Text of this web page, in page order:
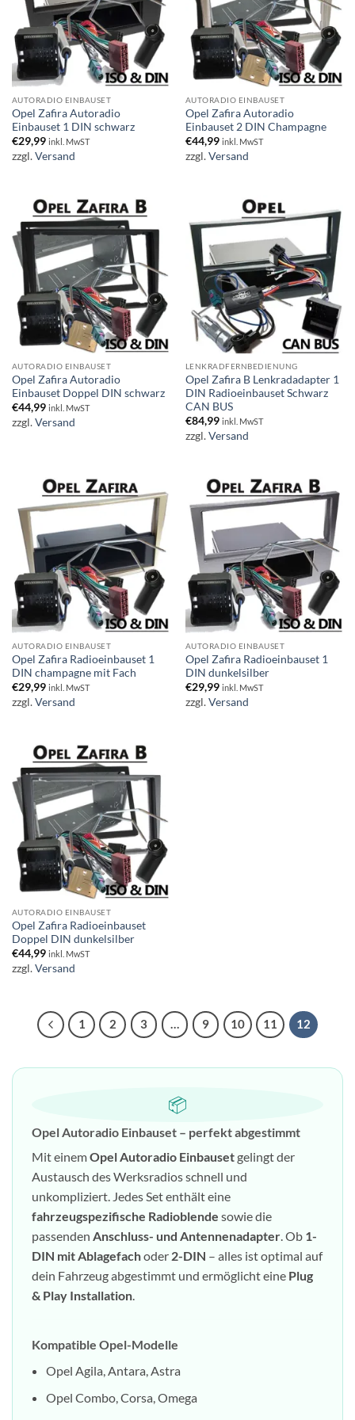
AUTORADIO EINBAUSET
Opel Zafira Autoradio
Einbauset 1 DIN schwarz
€29,99 inkl. MwST
zzgl.Versand
AUTORADIO EINBAUSET
Opel Zafira Autoradio
Einbauset 2 DIN Champagne
€44,99 inkl. MwST
zzgl.Versand
AUTORADIO EINBAUSET
Opel Zafira Autoradio
Einbauset Doppel DIN schwarz
€44,99 inkl. MwST
zzgl.Versand
LENKRADFERNBEDIENUNG
Opel Zafira B Lenkradadapter 1
DIN Radioeinbauset Schwarz
CAN BUS
€84,99 inkl. MwST
zzgl.Versand
AUTORADIO EINBAUSET
Opel Zafira Radioeinbauset 1
DIN champagne mit Fach
€29,99 inkl. MwST
zzgl.Versand
AUTORADIO EINBAUSET
Opel Zafira Radioeinbauset 1
DIN dunkelsilber
€29,99 inkl. MwST
zzgl.Versand
AUTORADIO EINBAUSET
Opel Zafira Radioeinbauset
Doppel DIN dunkelsilber
€44,99 inkl. MwST
zzgl.Versand
1 2 3 … 9 10 11 12
📦
Opel Autoradio Einbauset – perfekt abgestimmt
Mit einemOpel Autoradio Einbausetgelingt der
Austausch des Werksradios schnell und
unkompliziert. Jedes Set enthält eine
fahrzeugspezifische Radioblende sowie die
passenden Anschluss- und Antennenadapter. Ob 1-
DIN mit Ablagefachoder 2-DIN – alles ist optimal auf
dein Fahrzeug abgestimmt und ermöglicht eine Plug
& Play Installation.
Kompatible Opel-Modelle
Opel Agila, Antara, Astra
Opel Combo, Corsa, Omega